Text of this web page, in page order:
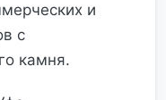
и
с
камня.